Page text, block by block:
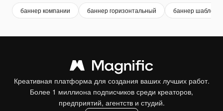
баннер компании баннер горизонтальный баннер шаблон
Креативная платформа для создания ваших лучших работ.
Более 1 миллиона подписчиков среди креаторов,
предприятий, агентств и студий.